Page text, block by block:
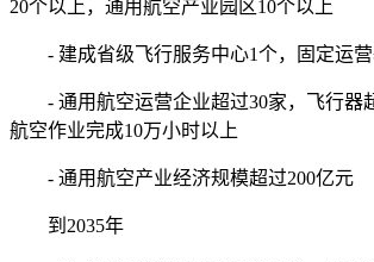
20个以上，通用航空产业园区10个以上
- 建成省级飞行服务中心1个，固定运
- 通用航空运营企业超过30家，飞行器
航空作业完成10万小时以上
- 通用航空产业经济规模超过200亿元
到2035年